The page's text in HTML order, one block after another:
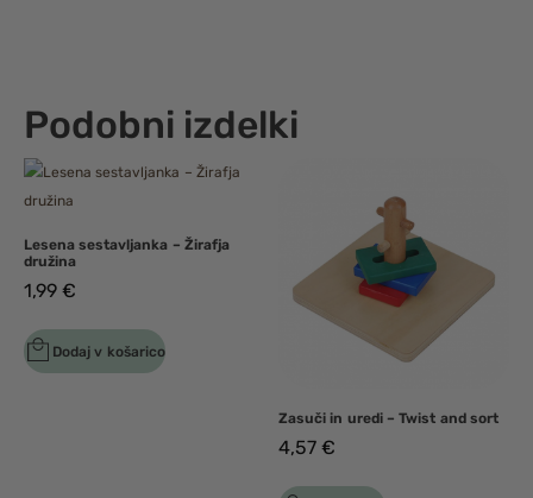
Podobni izdelki
Lesena sestavljanka – Žirafja
družina
1,99€
Dodaj v košarico
Zasuči in uredi – Twist and sort
4,57€